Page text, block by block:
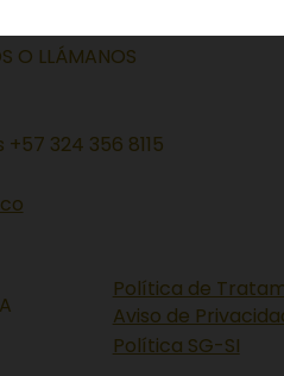
O LLÁMANOS
324 356 8115
Política de
Aviso de
Política SG-SI